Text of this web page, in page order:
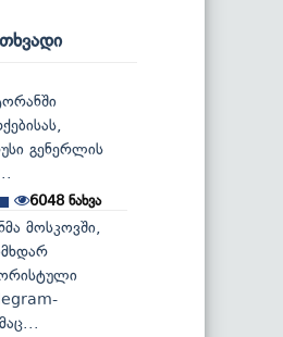
გენერლის
6048 ნახვა
მოსკოვში,